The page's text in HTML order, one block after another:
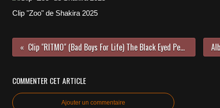
Clip "Zoo" de Shakira 2025
Clip "RITMO" (Bad Boys For Life) The Black Eyed Peas, J Balvin 2019/2020
COMMENTER CET ARTICLE
Ajouter un commentaire